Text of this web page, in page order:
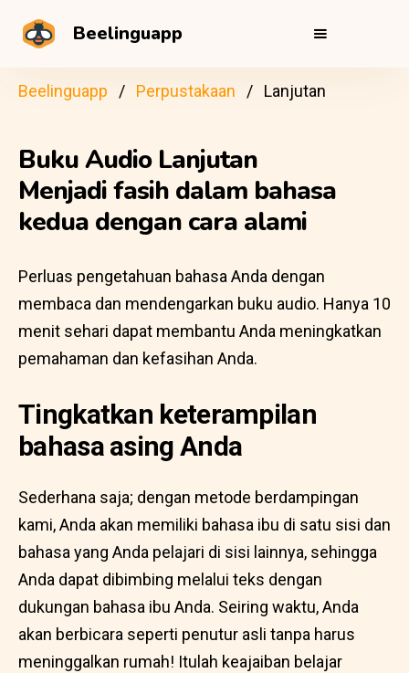
Beelinguapp
Beelinguapp Perpustakaan Lanjutan
Buku Audio Lanjutan
Menjadi fasih dalam bahasa
kedua dengan cara alami
Perluas pengetahuan bahasa Anda dengan
membaca dan mendengarkan buku audio. Hanya 10
menit sehari dapat membantu Anda meningkatkan
pemahaman dan kefasihan Anda.
Tingkatkan keterampilan
bahasa asing Anda
Sederhana saja; dengan metode berdampingan
kami, Anda akan memiliki bahasa ibu di satu sisi dan
bahasa yang Anda pelajari di sisi lainnya, sehingga
Anda dapat dibimbing melalui teks dengan
dukungan bahasa ibu Anda. Seiring waktu, Anda
akan berbicara seperti penutur asli tanpa harus
meninggalkan rumah! Itulah keajaiban belajar